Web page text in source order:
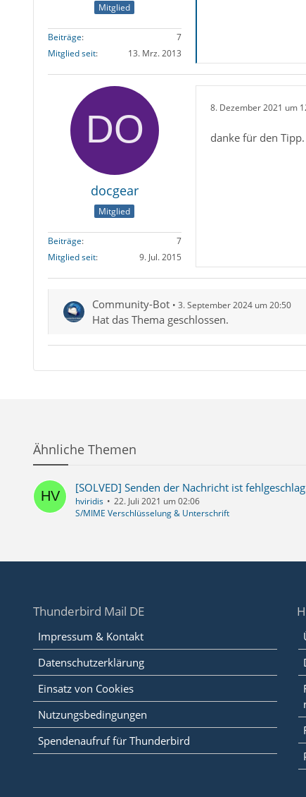
Mitglied
Beiträge
7
Mitglied seit
13. Mrz. 2013
docgear
Mitglied
Beiträge
7
Mitglied seit
9. Jul. 2015
8. Dezember 2021 um
danke für den
Community-Bot 3. September 2024 um 20:50
Hat das Thema geschlossen.
Ähnliche Themen
[SOLVED]
hviridis
22. Juli 2021 um 02:06
S/MIME Verschlüsselung & Unterschrift
Thunderbird Mail DE
Impressum & Kontakt
Datenschutzerklärung
Einsatz von Cookies
Nutzungsbedingungen
Spendenaufruf für Thunderbird